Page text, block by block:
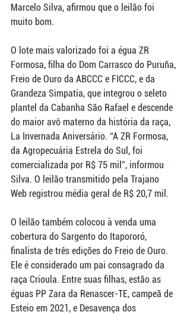
Marcelo Silva, afirmou que o leilão foi
muito bom.
O lote mais valorizado foi a égua ZR
Formosa, filha do Dom Carrasco do Puruña,
Freio de Ouro da ABCCC e FICCC, e da
Grandeza Simpatia, que integrou o seleto
plantel da Cabanha São Rafael e descende
do maior avô materno da história da raça,
La Invernada Aniversário. “A ZR Formosa,
da Agropecuária Estrela do Sul, foi
comercializada por R$ 75 mil”, informou
Silva. O leilão transmitido pela Trajano
Web registrou média geral de R$ 20,7 mil.
O leilão também colocou à venda uma
cobertura do Sargento do Itapororó,
finalista de três edições do Freio de Ouro.
Ele é considerado um pai consagrado da
raça Crioula. Entre suas filhas, estão as
éguas PP Zara da Renascer-TE, campeã de
Esteio em 2021, e Desavença dos